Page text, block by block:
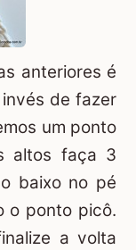
anteriores é
de fazer
um ponto
altos faça 3
baixo no pé
o ponto picô.
a volta